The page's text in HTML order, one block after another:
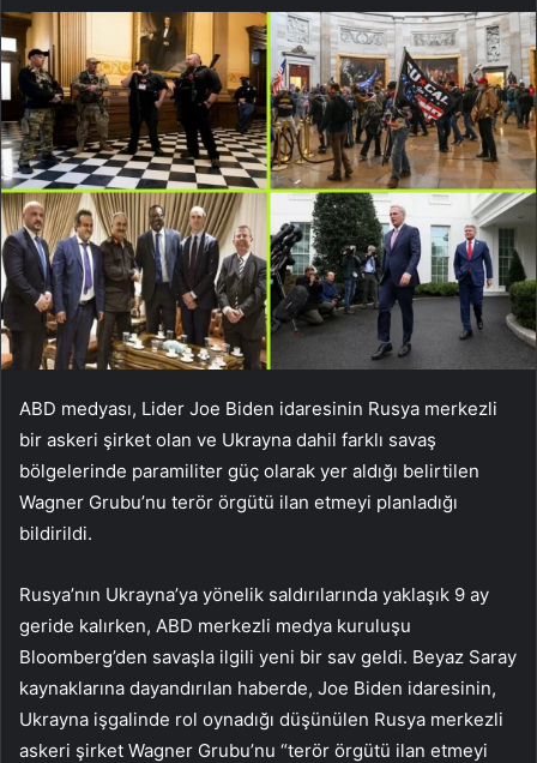
ABD medyası, Lider Joe Biden idaresinin Rusya merkezli
bir askeri şirket olan ve Ukrayna dahil farklı savaş
bölgelerinde paramiliter güç olarak yer aldığı belirtilen
Wagner Grubu’nu terör örgütü ilan etmeyi planladığı
bildirildi.
Rusya’nın Ukrayna’ya yönelik saldırılarında yaklaşık 9 ay
geride kalırken, ABD merkezli medya kuruluşu
Bloomberg’den savaşla ilgili yeni bir sav geldi. Beyaz Saray
kaynaklarına dayandırılan haberde, Joe Biden idaresinin,
Ukrayna işgalinde rol oynadığı düşünülen Rusya merkezli
askeri şirket Wagner Grubu’nu “terör örgütü ilan etmeyi